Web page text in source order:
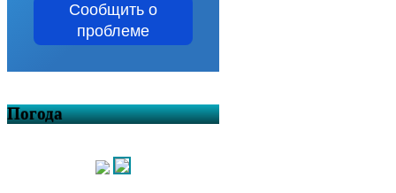
Сообщить о
проблеме
Погода